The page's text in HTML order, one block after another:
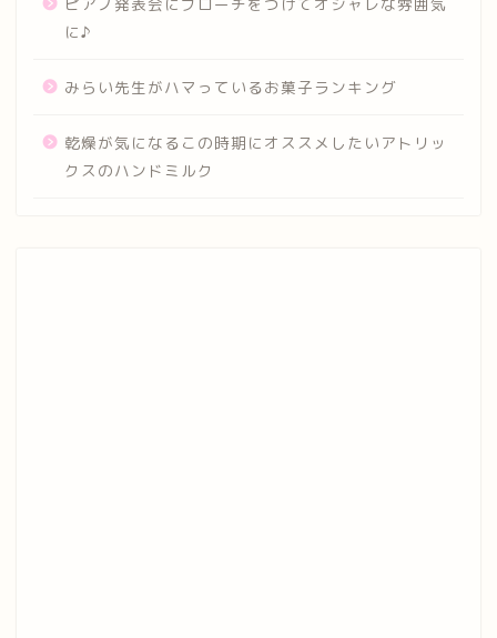
に♪
みらい先生がハマっているお菓子ランキング
乾燥が気になるこの時期にオススメしたいアトリッ
クスのハンドミルク